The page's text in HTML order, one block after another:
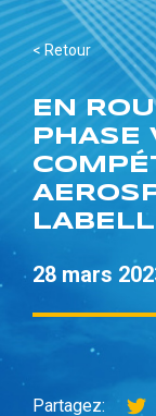
< Retour
EN
PHASE
28 mars
Partagez: